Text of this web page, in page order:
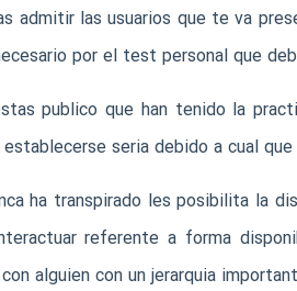
admitir las usuarios que te va
por el test personal que
publico que han tenido la
seri­a debido a cual
ha transpirado les posibilita la
referente a forma
alguien con un jerarquia